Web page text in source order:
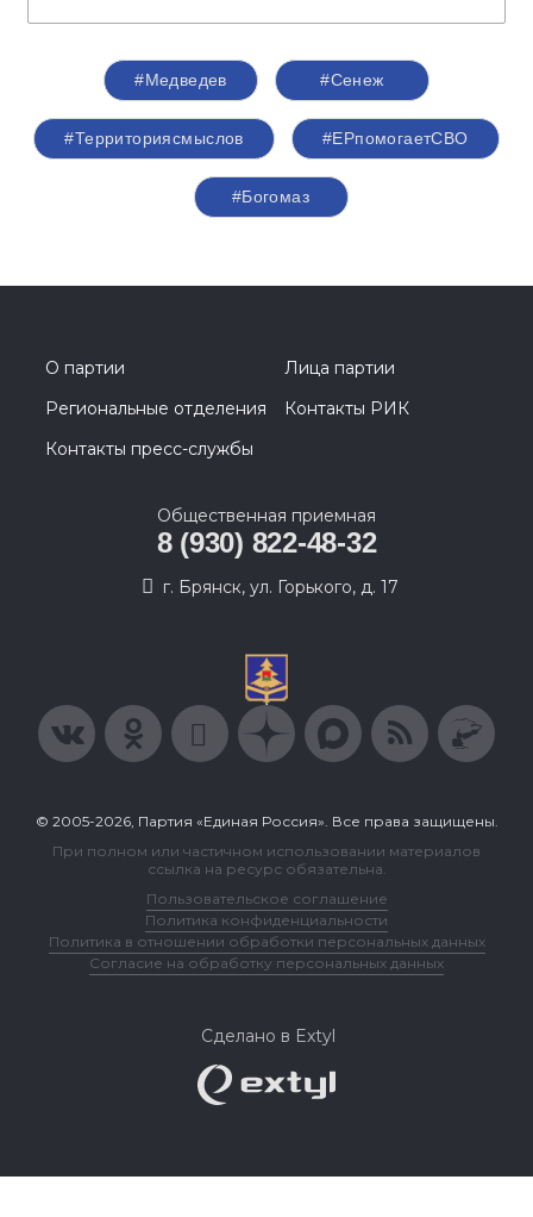
#Медведев #Сенеж
#Территориясмыслов #ЕРпомогаетСВО
#Богомаз
О партии
Лица партии
Региональные отделения
Контакты РИК
Контакты пресс-службы
Общественная приемная
8 (930) 822-48-32
г. Брянск, ул. Горького, д. 17
© 2005-2026, Партия «Единая Россия». Все права защищены.
При полном или частичном использовании материалов
ссылка на ресурс обязательна.
Пользовательское соглашение
Политика конфиденциальности
Политика в отношении обработки персональных данных
Согласие на обработку персональных данных
Сделано в Extyl